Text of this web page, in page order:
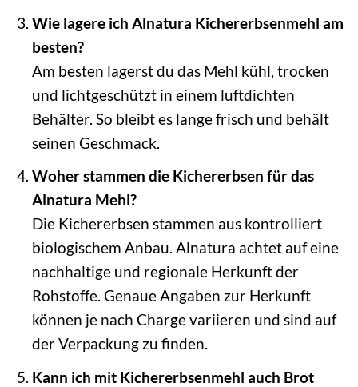
Wie lagere ich Alnatura Kichererbsenmehl am
besten?
Am besten lagerst du das Mehl kühl, trocken
und lichtgeschützt in einem luftdichten
Behälter. So bleibt es lange frisch und behält
seinen Geschmack.
Woher stammen die Kichererbsen für das
Alnatura Mehl?
Die Kichererbsen stammen aus kontrolliert
biologischem Anbau. Alnatura achtet auf eine
nachhaltige und regionale Herkunft der
Rohstoffe. Genaue Angaben zur Herkunft
können je nach Charge variieren und sind auf
der Verpackung zu finden.
Kann ich mit Kichererbsenmehl auch Brot